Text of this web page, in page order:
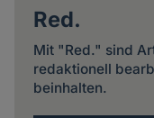
Red.
Mit "Red." sind
redaktionell
beinhalten.